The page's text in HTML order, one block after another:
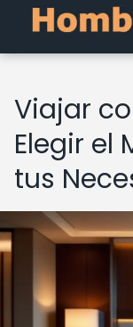
Viajar
Elegir el
tus